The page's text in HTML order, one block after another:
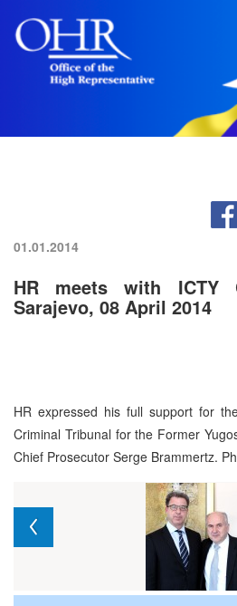
01.01.2014
HR meets with ICTY
Sarajevo, 08 April 2014
HR expressed his full support for
Criminal Tribunal for the Former
Chief Prosecutor Serge Brammertz.